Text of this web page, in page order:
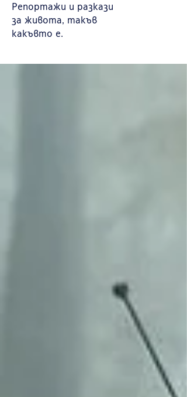
Репортажи и разкази
за живота, такъв
какъвто е.